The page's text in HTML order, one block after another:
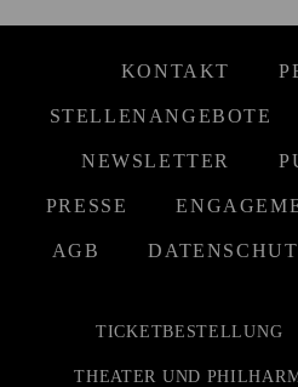
KONTAKT
STELLENANGEBOTE
NEWSLETTER
PRESSE
AGB
TICKETBESTELLUNG
THEATER UND